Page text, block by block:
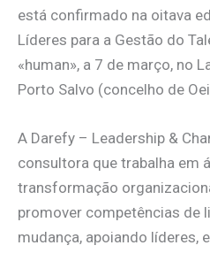
está confirmado na oitava
Líderes para a Gestão do
«human», a 7 de março, no
Porto Salvo (concelho de
A Darefy – Leadership &
consultora que trabalha em
transformação
promover competências de
mudança, apoiando líderes,